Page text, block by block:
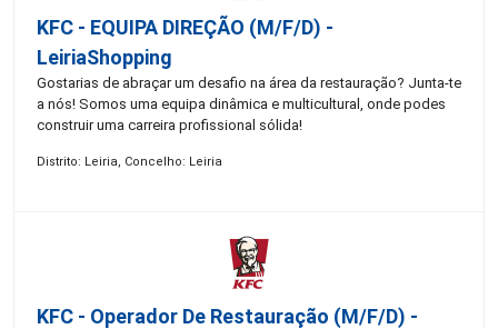
KFC - EQUIPA DIREÇÃO (m/f/d) -
LeiriaShopping
Gostarias de abraçar um desafio na área da restauração? Junta-te
a nós! Somos uma equipa dinâmica e multicultural, onde podes
construir uma carreira profissional sólida!
Distrito: Leiria, Concelho: Leiria
KFC - Operador De Restauração (m/f/d) -